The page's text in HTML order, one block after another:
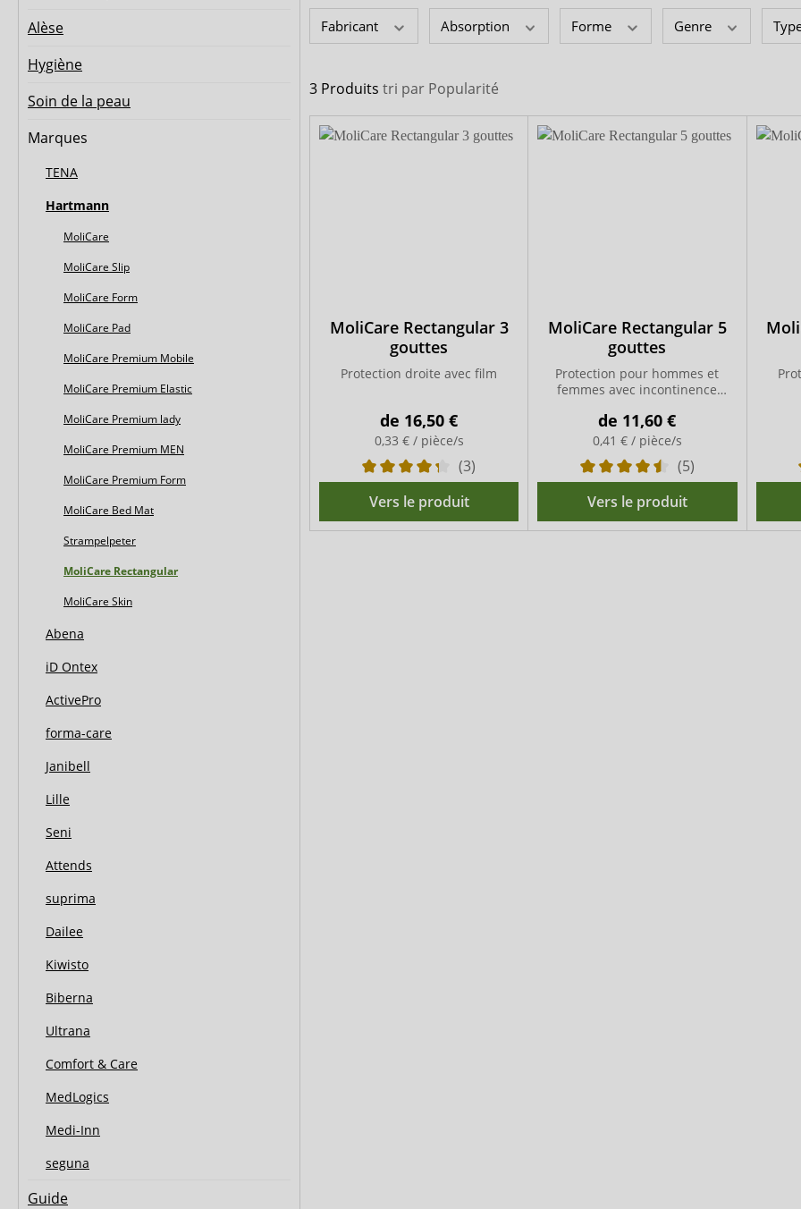
MedLogics Medi-Inn seguna
Alèse
Hygiène
Soin de la peau
Marques
TENA
Hartmann
MoliCare
MoliCare Slip
MoliCare Form
MoliCare Pad
MoliCare Premium Mobile
MoliCare Premium Elastic
MoliCare Premium lady
MoliCare Premium MEN
MoliCare Premium Form
MoliCare Bed Mat
Strampelpeter
MoliCare Rectangular
MoliCare Skin
Abena
iD Ontex
ActivePro
forma-care
Janibell
Lille
Seni
Attends
suprima
Dailee
Kiwisto
Biberna
Ultrana
Comfort & Care
MedLogics
Medi-Inn
seguna
Guide
Fabricant Absorption Forme Genre
3 Produits tri par Popularité
MoliCare Rectangular 3
gouttes
Protection droite avec film
de 16,50 €
0,33 € / pièce/s
(3)
Vers le produit
MoliCare Rectangular 5
gouttes
Protection pour hommes et
femmes avec incontinence
de 11,60 €
0,41 € / pièce/s
(5)
Vers le produit